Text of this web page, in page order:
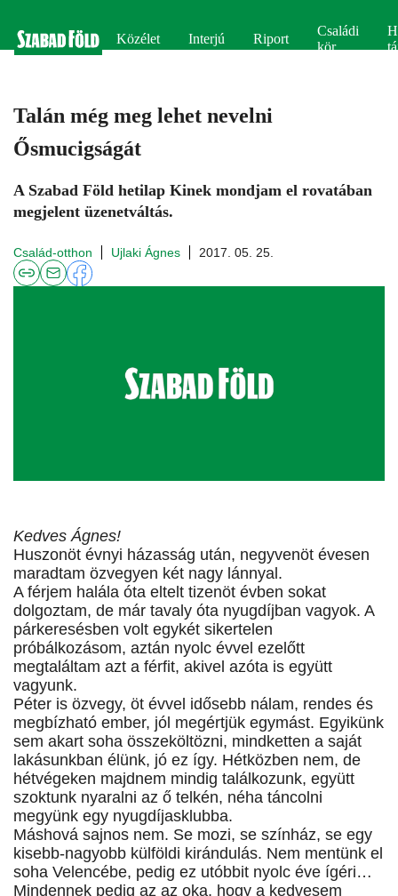
Közélet Interjú Riport
Családi
kör
Talán még meg lehet nevelni
Ősmucigságát
A Szabad Föld hetilap Kinek mondjam el rovatában
megjelent üzenetváltás.
Család-otthon Ujlaki Ágnes 2017. 05. 25.
Kedves Ágnes!
Huszonöt évnyi házasság után, negyvenöt évesen
maradtam özvegyen két nagy lánnyal.
A férjem halála óta eltelt tizenöt évben sokat
dolgoztam, de már tavaly óta nyugdíjban vagyok. A
párkeresésben volt egykét sikertelen
próbálkozásom, aztán nyolc évvel ezelőtt
megtaláltam azt a férfit, akivel azóta is együtt
vagyunk.
Péter is özvegy, öt évvel idősebb nálam, rendes és
megbízható ember, jól megértjük egymást. Egyikünk
sem akart soha összeköltözni, mindketten a saját
lakásunkban élünk, jó ez így. Hétközben nem, de
hétvégeken majdnem mindig találkozunk, együtt
szoktunk nyaralni az ő telkén, néha táncolni
megyünk egy nyugdíjasklubba.
Máshová sajnos nem. Se mozi, se színház, se egy
kisebb-nagyobb külföldi kirándulás. Nem mentünk el
soha Velencébe, pedig ez utóbbit nyolc éve ígéri…
Mindennek pedig az az oka, hogy a kedvesem